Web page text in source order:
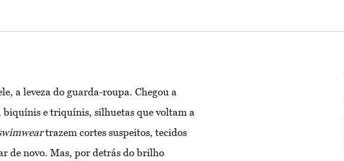
a leveza do guarda-roupa. Chegou a
biquínis e triquínis, silhuetas que voltam a
trazem cortes suspeitos, tecidos
de novo. Mas, por detrás do brilho